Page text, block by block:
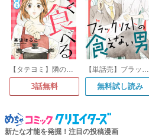
【タテヨミ】隣の男はよく食べる
3話無料
【単話売】ブラックリストの食えない男
無料試し読み
新たな才能を発掘！注目の投稿漫画